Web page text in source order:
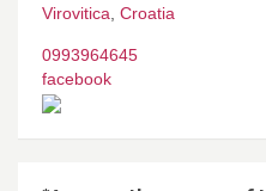
Virovitica Croatia
0993964645
facebook